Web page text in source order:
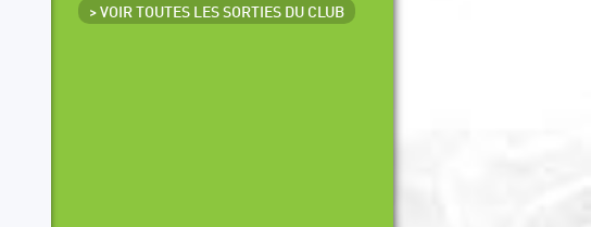
> VOIR TOUTES LES SORTIES DU CLUB